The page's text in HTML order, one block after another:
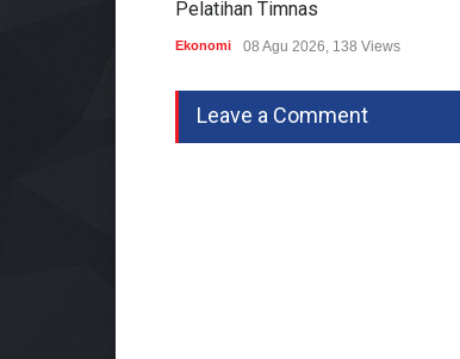
Pelatihan Timnas
Ekonomi 08 Agu 2026, 138 Views
Leave a Comment